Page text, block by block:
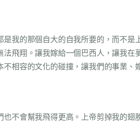
我的那個自大的自我所要的，而不
飛翔。讓我嫁給一個巴西人，讓我
相容的文化的碰撞，讓我們的事業
不會幫我飛得更高。上帝剪掉我的